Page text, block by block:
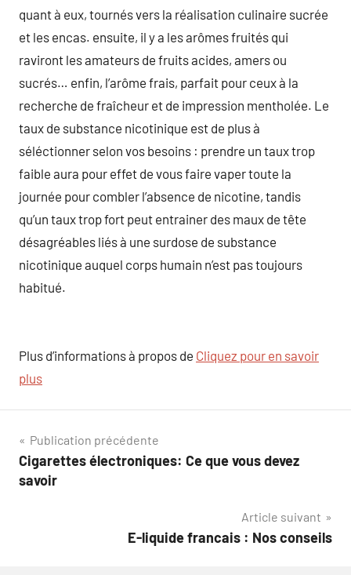
quant à eux, tournés vers la réalisation culinaire sucrée
et les encas. ensuite, il y a les arômes fruités qui
raviront les amateurs de fruits acides, amers ou
sucrés… enfin, l’arôme frais, parfait pour ceux à la
recherche de fraîcheur et de impression mentholée. Le
taux de substance nicotinique est de plus à
séléctionner selon vos besoins : prendre un taux trop
faible aura pour effet de vous faire vaper toute la
journée pour combler l’absence de nicotine, tandis
qu’un taux trop fort peut entrainer des maux de tête
désagréables liés à une surdose de substance
nicotinique auquel corps humain n’est pas toujours
habitué.
Plus d’informations à propos de Cliquez pour en savoir
plus
Navigation
de
Publication précédente
Cigarettes électroniques: Ce que vous devez
savoir
Article suivant
E-liquide francais : Nos conseils